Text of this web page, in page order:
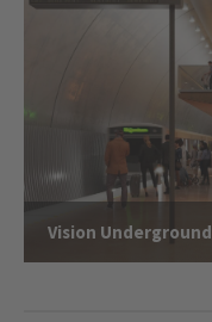
Vision Underground